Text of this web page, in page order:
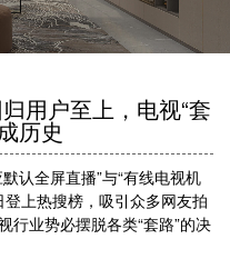
用户至上，电视“套
历史
全屏直播”与“有线电视机
上热搜榜，吸引众多网友拍
行业势必摆脱各类“套路”的决